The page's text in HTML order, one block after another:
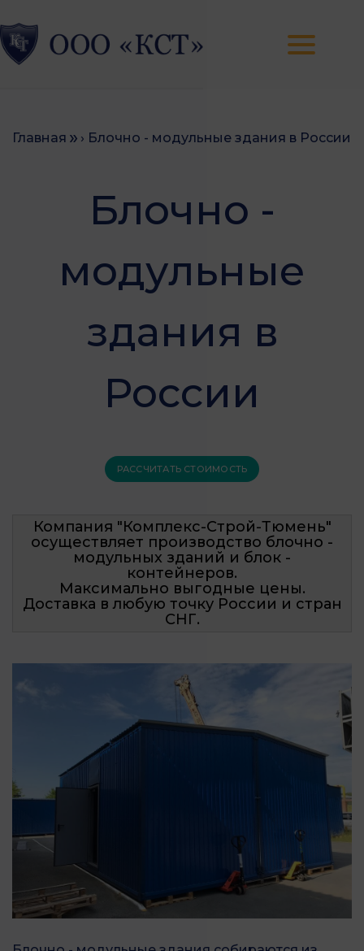
Главная › Блочно - модульные здания в России
Блочно -
модульные
здания в
России
РАССЧИТАТЬ СТОИМОСТЬ
Компания "Комплекс-Строй-Тюмень"
осуществляет производство блочно -
модульных зданий и блок -
контейнеров.
Максимально выгодные цены.
Доставка в любую точку России и стран
СНГ.